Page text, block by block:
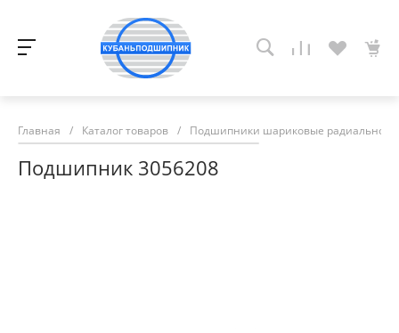
Главная / Каталог товаров / Подшипники шариковые радиально-
Подшипник 3056208